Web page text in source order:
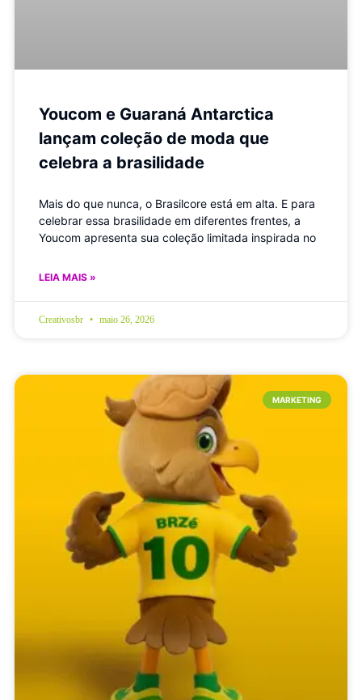
Youcom e Guaraná Antarctica
lançam coleção de moda que
celebra a brasilidade
Mais do que nunca, o Brasilcore está em alta. E para
celebrar essa brasilidade em diferentes frentes, a
Youcom apresenta sua coleção limitada inspirada no
LEIA MAIS »
Creativosbr maio 26, 2026
MARKETING